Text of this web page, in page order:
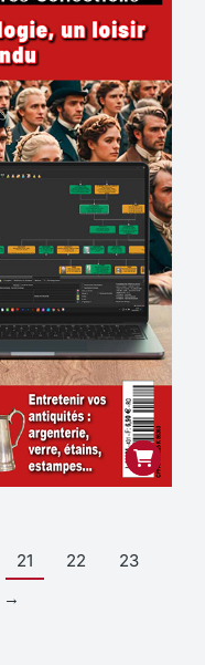
21 22
23
→